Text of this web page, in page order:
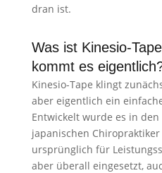
dran ist.
Was ist Kinesio-
kommt es
Kinesio-Tape klingt
aber eigentlich ein
Entwickelt wurde es in den
japanischen Chiropraktiker
ursprünglich für
aber überall eingesetzt,